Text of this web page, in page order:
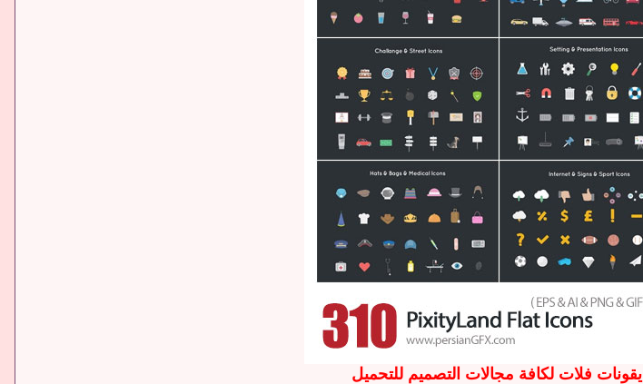
ايقونات فلات لكافة مجالات التصميم للتحميل